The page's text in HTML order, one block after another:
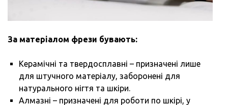
За матеріалом фрези бувають:
Керамічні та твердосплавні – призначені лише
для штучного матеріалу, заборонені для
натурального нігтя та шкіри.
Алмазні – призначені для роботи по шкірі, у